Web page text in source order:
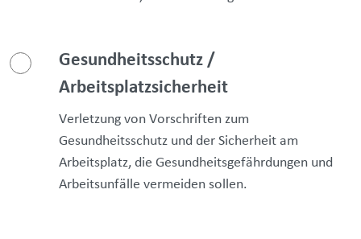
Gesundheitsschutz /
Arbeitsplatzsicherheit
Verletzung von Vorschriften zum
Gesundheitsschutz und der Sicherheit am
Arbeitsplatz, die Gesundheitsgefährdungen und
Arbeitsunfälle vermeiden sollen.